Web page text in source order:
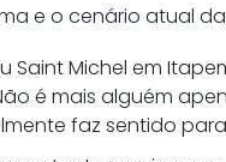
e o cenário atual
Saint Michel em
é mais alguém
faz sentido